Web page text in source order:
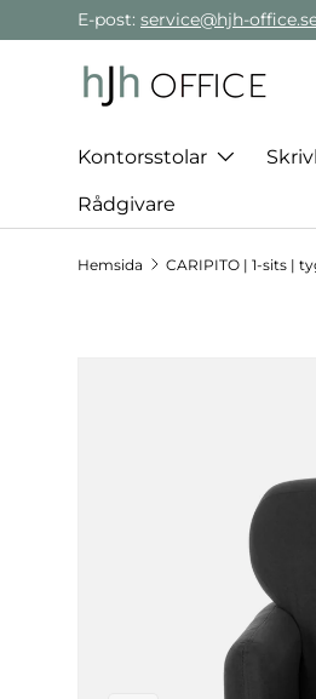
Gå direkt till innehållet
E-post: service@hjh-
Kontorsstolar
Rådgivare
Hemsida CARIPITO | 1-sits |